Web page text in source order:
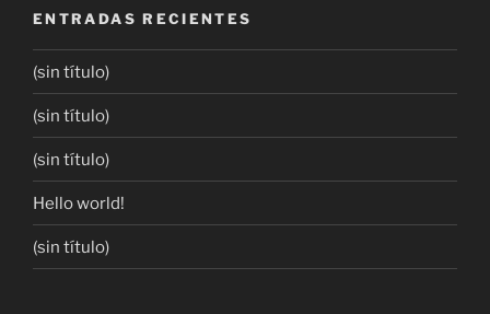
ENTRADAS RECIENTES
(sin título)
(sin título)
(sin título)
Hello world!
(sin título)